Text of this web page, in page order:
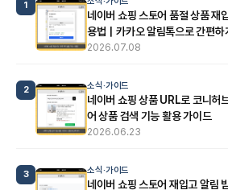
1
네이버 쇼핑 스토어 품절 상품 재
용법｜카카오 알림톡으로 간편하
2026.07.08
2 소식·가이드
네이버 쇼핑 상품 URL로 코니허
어 상품 검색 기능 활용 가이드
2026.06.23
3 소식·가이드
네이버 쇼핑 스토어 재입고 알림